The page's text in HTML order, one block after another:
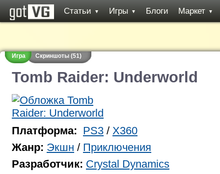
Статьи ▼ Игры ▼ Блоги Маркет ▼
Игра Скриншоты (51)
Tomb Raider: Underworld
Платформа: PS3 / X360
Жанр: Экшн / Приключения
Разработчик: Crystal Dynamics